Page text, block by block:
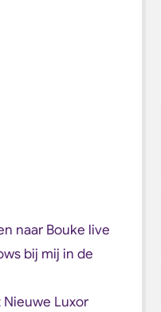
naar Bouke live
bij mij in de
Nieuwe Luxor